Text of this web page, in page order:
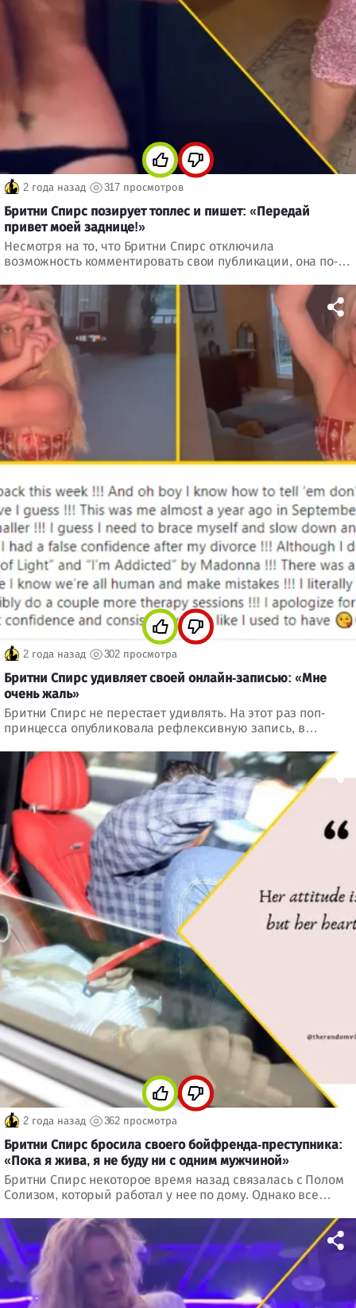
2 года назад 317 просмотров
Бритни Спирс позирует топлес и пишет: «Передай
привет моей заднице!»
Несмотря на то, что Бритни Спирс отключила
возможность комментировать свои публикации, она по-
поклонниками и миром в социальной сети. Недавно она
снова продемонстрировала там полуобнаженное фото.
2 года назад 302 просмотра
Бритни Спирс удивляет своей онлайн-записью: «Мне
очень жаль»
Бритни Спирс не перестает удивлять. На этот раз поп-
принцесса опубликовала рефлексивную запись, в
последние 12 месяцев. Она упомянула о разводе и
возвращении к терапии.
2 года назад 362 просмотра
Бритни Спирс бросила своего бойфренда-преступника:
«Пока я жива, я не буду ни с одним мужчиной»
Бритни Спирс некоторое время назад связалась с Полом
Солизом, который работал у нее по дому. Однако все
испытания временем. Артистка опубликовала в
социальной сети показательную запись, которую,
конечно же, удалила. Однако в Интернете ничего не
умирает...